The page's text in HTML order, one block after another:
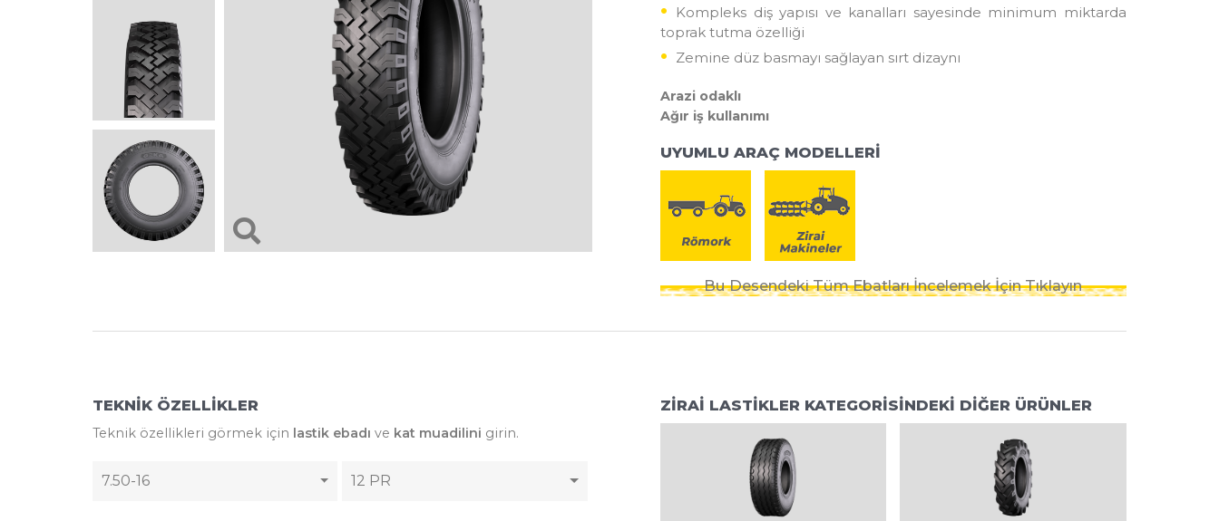
Kompleks diş yapısı ve kanalları sayesinde minimum miktarda
toprak tutma özelliği
Zemine düz basmayı sağlayan sırt dizaynı
Arazi odaklı
Ağır iş kullanımı
UYUMLU ARAÇ MODELLERİ
Bu Desendeki Tüm Ebatları İncelemek İçin Tıklayın
TEKNİK ÖZELLİKLER
Teknik özellikleri görmek için lastik ebadı ve kat muadilini girin.
7.50-16 12 PR
ZİRAİ LASTİKLER KATEGORİSİNDEKİ DİĞER ÜRÜNLER